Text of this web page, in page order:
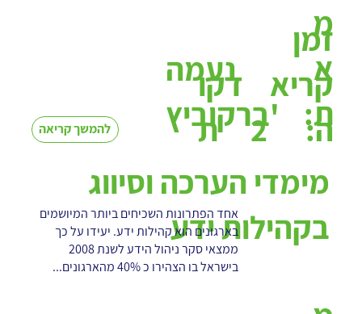
נעמה
ברקוביץ'
מ
א
ת:
להמשך קריאה
דקו
ת
זמן
קריא
ה:
2
מימדי הערכה וסיווג
בקהילות ידעאחד הפתרונות השכיחים ביותר המיושמים
בארגונים הוא קהילות ידע. יעידו על כך
ממצאי סקר ניהול הידע לשנת 2008
בישראל בו הצהירו כ 40% מהארגונים...